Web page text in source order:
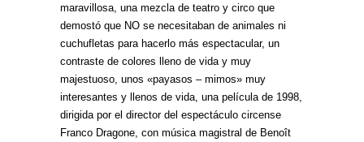
maravillosa, una mezcla de teatro y circo que
demostó que NO se necesitaban de animales ni
cuchufletas para hacerlo más espectacular, un
contraste de colores lleno de vida y muy
majestuoso, unos «payasos – mimos» muy
interesantes y llenos de vida, una película de 1998,
dirigida por el director del espectáculo circense
Franco Dragone, con música magistral de Benoît